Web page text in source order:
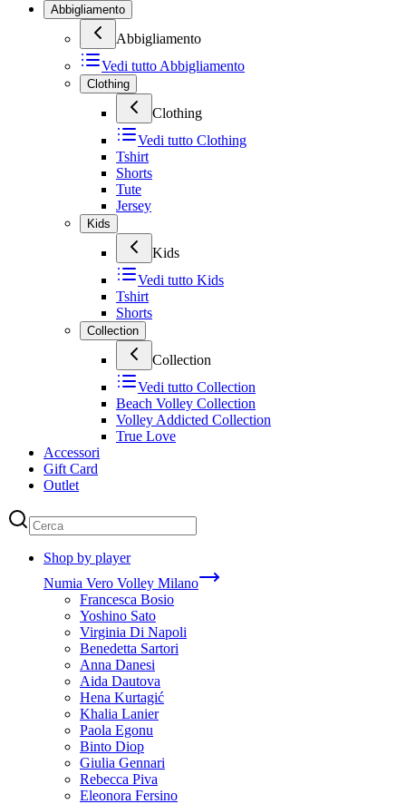
Abbigliamento
Abbigliamento
Vedi tutto Abbigliamento
Clothing
Clothing
Vedi tutto Clothing
Tshirt
Shorts
Tute
Jersey
Kids
Kids
Vedi tutto Kids
Tshirt
Shorts
Collection
Collection
Vedi tutto Collection
Beach Volley Collection
Volley Addicted Collection
True Love
Accessori
Gift Card
Outlet
Shop by player
Numia Vero Volley Milano
Francesca Bosio
Yoshino Sato
Virginia Di Napoli
Benedetta Sartori
Anna Danesi
Aida Dautova
Hena Kurtagić
Khalia Lanier
Paola Egonu
Binto Diop
Giulia Gennari
Rebecca Piva
Eleonora Fersino